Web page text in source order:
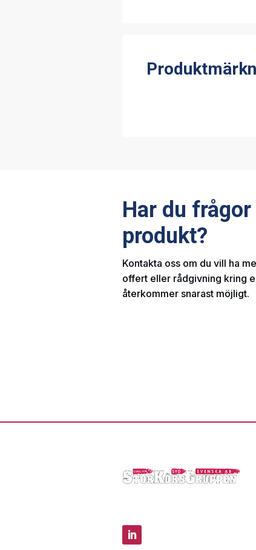
Har du frågor
produkt?
Kontakta oss om du vill ha
offert eller rådgivning kring
återkommer snarast möjligt.